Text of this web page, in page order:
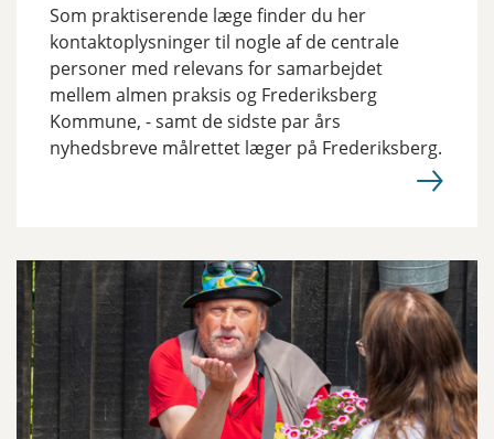
Som praktiserende læge finder du her
kontaktoplysninger til nogle af de centrale
personer med relevans for samarbejdet
mellem almen praksis og Frederiksberg
Kommune, - samt de sidste par års
nyhedsbreve målrettet læger på Frederiksberg.